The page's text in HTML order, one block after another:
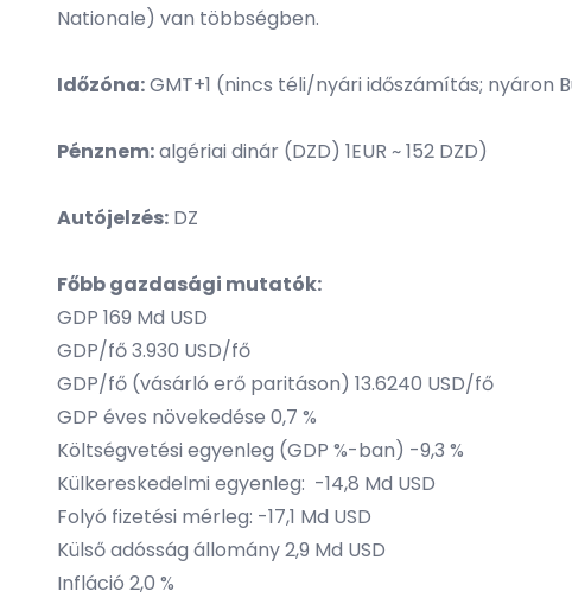
Nationale) van többségben.
Időzóna:GMT+1 (nincs téli/nyári időszámítás; nyáron
Pénznem:algériai dinár (DZD) 1EUR ~ 152 DZD)
Autójelzés: DZ
Főbb gazdasági mutatók:
GDP 169 Md USD
GDP/fő 3.930 USD/fő
GDP/fő (vásárló erő paritáson) 13.6240 USD/fő
GDP éves növekedése 0,7 %
Költségvetési egyenleg (GDP %-ban) -9,3 %
Külkereskedelmi egyenleg: -14,8 Md USD
Folyó fizetési mérleg: -17,1 Md USD
Külső adósság állomány 2,9 Md USD
Infláció 2,0 %